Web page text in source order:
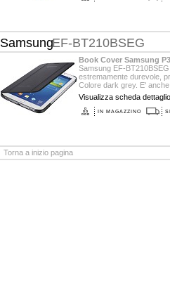
SamsungEF-BT210BSEG
Book Cover Samsung
Samsung EF-
estremamente durevole,
Colore dark grey. E' anche
Visualizza scheda
IN MAGAZZINO
Torna a inizio pagina